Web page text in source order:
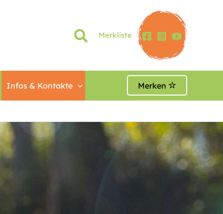
Merkliste
Infos & Kontakte Merken